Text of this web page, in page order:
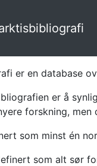
er en database
er å
forskning, men
som minst én
som alt sør